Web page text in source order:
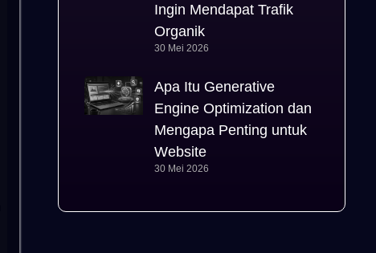
Ingin Mendapat Trafik
Organik
30 Mei 2026
Apa Itu Generative
Engine Optimization dan
Mengapa Penting untuk
Website
30 Mei 2026